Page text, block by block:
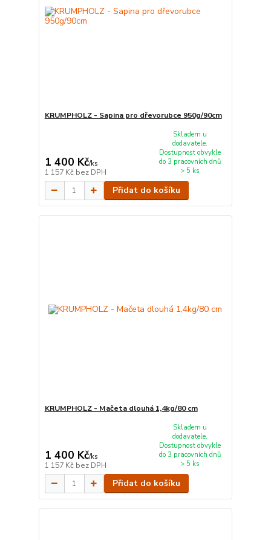
KRUMPHOLZ - Sapina pro dřevorubce 950g/90cm
1 400 Kč/ks
1 157 Kč bez DPH
Skladem u
dodavatele.
Dostupnost obvykle
do 3 pracovních dnů
> 5 ks
Přidat do košíku
KRUMPHOLZ - Mačeta dlouhá 1,4kg/80 cm
1 400 Kč/ks
1 157 Kč bez DPH
Skladem u
dodavatele.
Dostupnost obvykle
do 3 pracovních dnů
> 5 ks
Přidat do košíku